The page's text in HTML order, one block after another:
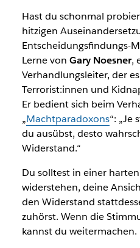
Hast du schonmal
hitzigen
Entscheidungsfindungs-
Lerne von Gary Noesner,
Verhandlungsleiter, der
Terrorist:innen und
Er bedient sich beim
„Machtparadoxons“: „Je
du ausübst, desto
Widerstand.“
Du solltest in einer
widerstehen, deine
den Widerstand
zuhörst. Wenn die
kannst du weitermachen.